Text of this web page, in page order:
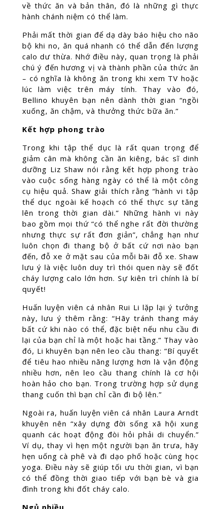
về thức ăn và bản thân, đó là những gì thực
hành chánh niệm có thể làm.
Phải mất thời gian để dạ dày báo hiệu cho não
bộ khi no, ăn quá nhanh có thể dẫn đến lượng
calo dư thừa. Nhớ điều này, quan trọng là phải
chú ý đến hương vị và thành phần của thức ăn
– có nghĩa là không ăn trong khi xem TV hoặc
lúc làm việc trên máy tính. Thay vào đó,
Bellino khuyên bạn nên dành thời gian “ngồi
xuống, ăn chậm, và thưởng thức bữa ăn.”
Kết hợp phong trào
Trong khi tập thể dục là rất quan trọng để
giảm cân mà không cần ăn kiêng, bác sĩ dinh
dưỡng Liz Shaw nói rằng kết hợp phong trào
vào cuộc sống hàng ngày có thể là một công
cụ hiệu quả. Shaw giải thích rằng “hành vi tập
thể dục ngoài kế hoạch có thể thực sự tăng
lên trong thời gian dài.” Những hành vi này
bao gồm mọi thứ “có thể nghe rất đời thường
nhưng thực sự rất đơn giản”, chẳng hạn như
luôn chọn đi thang bộ ở bất cứ nơi nào bạn
đến, đỗ xe ở mặt sau của mỗi bãi đỗ xe. Shaw
lưu ý là việc luôn duy trì thói quen này sẽ đốt
cháy lượng calo lớn hơn. Sự kiên trì chính là bí
quyết!
Huấn luyện viên cá nhân Rui Li lặp lại ý tưởng
này, lưu ý thêm rằng: “Hãy tránh thang máy
bất cứ khi nào có thể, đặc biệt nếu nhu cầu đi
lại của bạn chỉ là một hoặc hai tầng.” Thay vào
đó, Li khuyên bạn nên leo cầu thang: “Bí quyết
để tiêu hao nhiều năng lượng hơn là vận động
nhiều hơn, nên leo cầu thang chính là cơ hội
hoàn hảo cho bạn. Trong trường hợp sử dụng
thang cuốn thì bạn chỉ cần đi bộ lên.”
Ngoài ra, huấn luyện viên cá nhân Laura Arndt
khuyên nên “xây dựng đời sống xã hội xung
quanh các hoạt động đòi hỏi phải di chuyển.”
Ví dụ, thay vì hẹn một người bạn ăn trưa, hãy
hẹn uống cà phê và đi dạo phố hoặc cùng học
yoga. Điều này sẽ giúp tối ưu thời gian, vì bạn
có thể đồng thời giao tiếp với bạn bè và gia
đình trong khi đốt cháy calo.
Ngủ nhiều